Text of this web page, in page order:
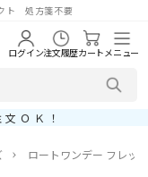
ト 処方箋不要
ログイン注文履歴カートメニュー
ＯＫ！
ロートワンデー フレッ